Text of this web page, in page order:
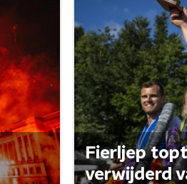
Fierljep
verwijderd